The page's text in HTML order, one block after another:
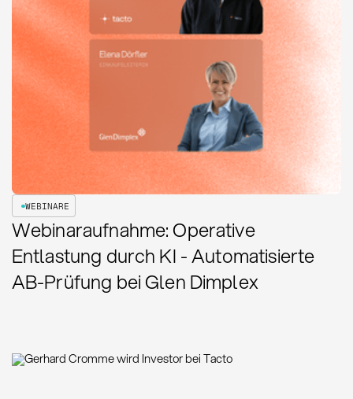
WEBINARE
Webinaraufnahme: Operative
Entlastung durch KI - Automatisierte
AB-Prüfung bei Glen Dimplex